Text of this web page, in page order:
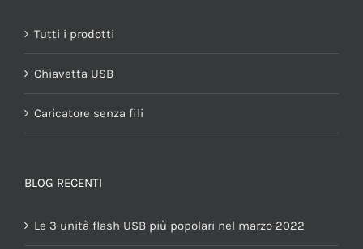
Tutti i prodotti
Chiavetta USB
Caricatore senza fili
BLOG RECENTI
Le 3 unità flash USB più popolari nel marzo 2022